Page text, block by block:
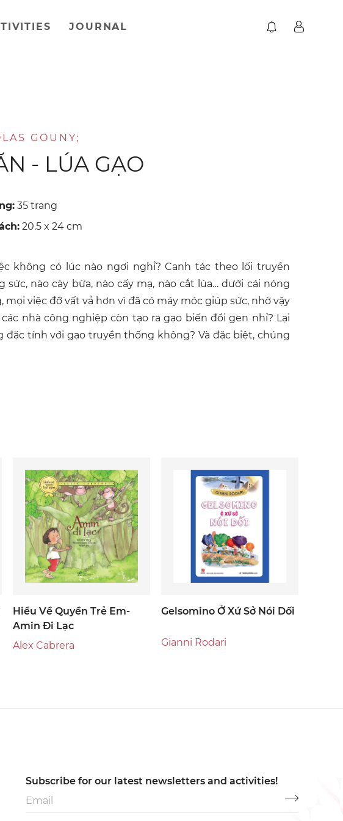
JOURNAL
GOUNY;
- LÚA GẠO
35 trang
20.5 x 24 cm
không có lúc nào ngơi nghỉ? Canh tác theo lối truyền
nào cày bừa, nào cấy mạ, nào cắt lúa… dưới cái nóng
việc đỡ vất vả hơn vì đã có máy móc giúp sức, nhờ vậy
nhà công nghiệp còn tạo ra gạo biến đổi gen nhỉ? Lại
đặc tính với gạo truyền thống không? Và đặc biệt, chúng
Hiểu Về Quyền Trẻ Em-
Amin Đi Lạc
Alex Cabrera
Gelsomino Ở Xứ Sở Nói Dối
Gianni Rodari
Subscribe for our latest newsletters and activities!